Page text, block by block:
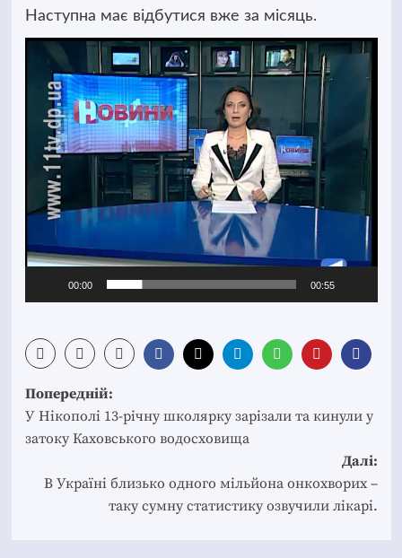
Наступна має відбутися вже за місяць.
Відеопрогравач
00:00 00:55
Post
navigation
Попередній:
У Нікополі 13-річну школярку зарізали та кинули у
затоку Каховського водосховища
Далі:
В Україні близько одного мільйона онкохворих –
таку сумну статистику озвучили лікарі.